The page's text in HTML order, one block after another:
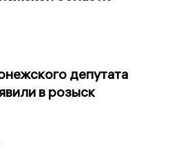
депутата
в розыск